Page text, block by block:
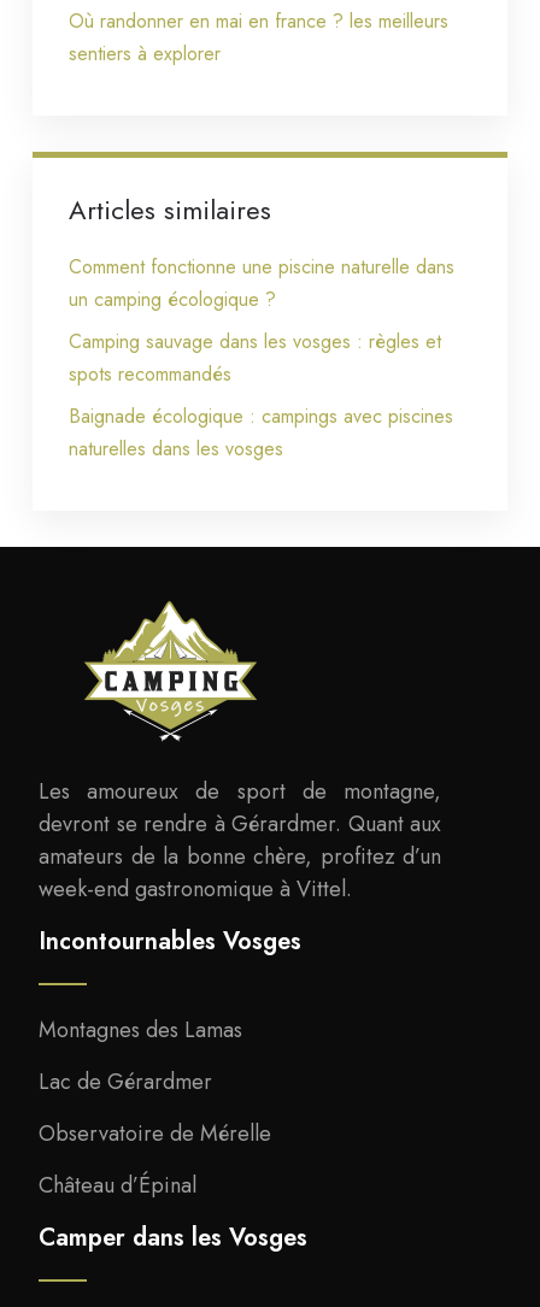
Où randonner en mai en france ? les meilleurs
sentiers à explorer
Articles similaires
Comment fonctionne une piscine naturelle dans
un camping écologique ?
Camping sauvage dans les vosges : règles et
spots recommandés
Baignade écologique : campings avec piscines
naturelles dans les vosges
Les amoureux de sport de montagne,
devront se rendre à Gérardmer. Quant aux
amateurs de la bonne chère, profitez d’un
week-end gastronomique à Vittel.
Incontournables Vosges
Montagnes des Lamas
Lac de Gérardmer
Observatoire de Mérelle
Château d’Épinal
Camper dans les Vosges